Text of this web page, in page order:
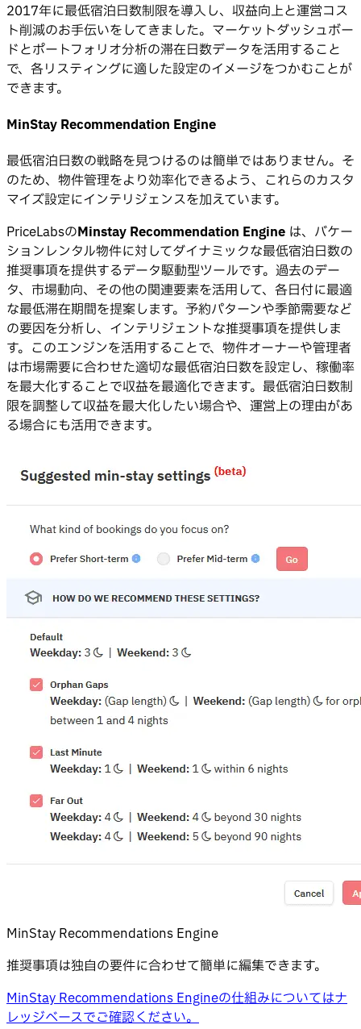
2017年に最低宿泊日数制限を導入し、収益向上と運営コス
ト削減のお手伝いをしてきました。マーケットダッシュボー
ドとポートフォリオ分析の滞在日数データを活用すること
で、各リスティングに適した設定のイメージをつかむことが
できます。
MinStay Recommendation Engine
最低宿泊日数の戦略を見つけるのは簡単ではありません。そ
のため、物件管理をより効率化できるよう、これらのカスタ
マイズ設定にインテリジェンスを加えています。
PriceLabsのMinstay Recommendation Engine は、バケー
ションレンタル物件に対してダイナミックな最低宿泊日数の
推奨事項を提供するデータ駆動型ツールです。過去のデー
タ、市場動向、その他の関連要素を活用して、各日付に最適
な最低滞在期間を提案します。予約パターンや季節需要など
の要因を分析し、インテリジェントな推奨事項を提供しま
す。このエンジンを活用することで、物件オーナーや管理者
は市場需要に合わせた適切な最低宿泊日数を設定し、稼働率
を最大化することで収益を最適化できます。最低宿泊日数制
限を調整して収益を最大化したい場合や、運営上の理由があ
る場合にも活用できます。
MinStay Recommendations Engine
推奨事項は独自の要件に合わせて簡単に編集できます。
MinStay Recommendations Engineの仕組みについてはナ
レッジベースでご確認ください。